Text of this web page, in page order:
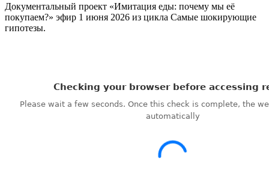
Документальный проект «Имитация еды: почему мы её
покупаем?» эфир 1 июня 2026 из цикла Самые шокирующие
гипотезы.